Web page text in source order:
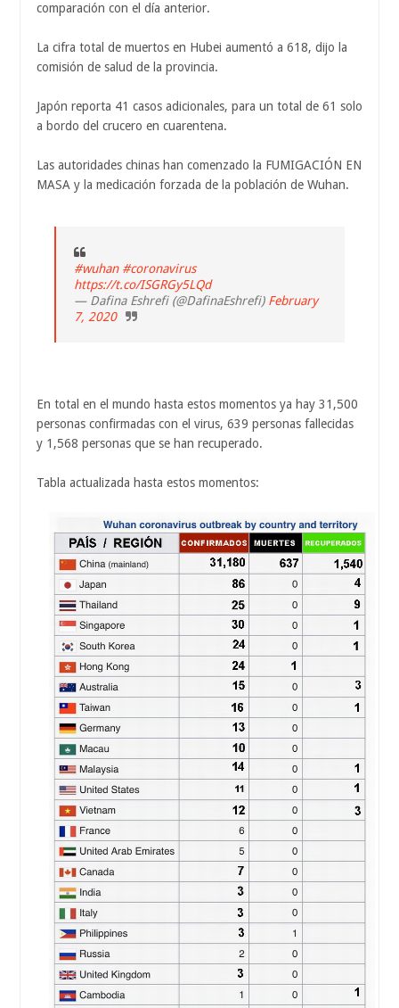
comparación con el día anterior.
La cifra total de muertos en Hubei aumentó a 618, dijo la
comisión de salud de la provincia.
Japón reporta 41 casos adicionales, para un total de 61 solo
a bordo del crucero en cuarentena.
Las autoridades chinas han comenzado la FUMIGACIÓN EN
MASA y la medicación forzada de la población de Wuhan.
#wuhan #coronavirus
https://t.co/ISGRGy5LQd
— Dafina Eshrefi (@DafinaEshrefi) February
7, 2020
En total en el mundo hasta estos momentos ya hay 31,500
personas confirmadas con el virus, 639 personas fallecidas
y 1,568 personas que se han recuperado.
Tabla actualizada hasta estos momentos: